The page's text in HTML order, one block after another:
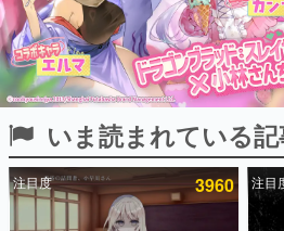
ピックアップ
電ファミのいま読まれている記事ラン
いま読まれている
注目度 3960 注目